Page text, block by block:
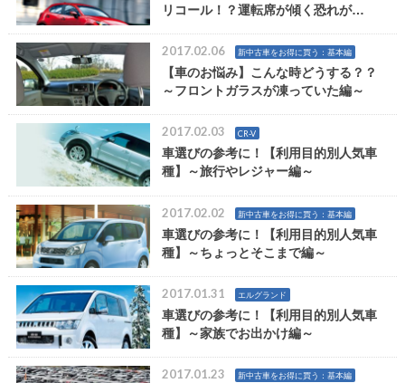
リコール！？運転席が傾く恐れが…
2017.02.06 新中古車をお得に買う：基本編
【車のお悩み】こんな時どうする？？
～フロントガラスが凍っていた編～
2017.02.03 CR-V
車選びの参考に！【利用目的別人気車
種】～旅行やレジャー編～
2017.02.02 新中古車をお得に買う：基本編
車選びの参考に！【利用目的別人気車
種】～ちょっとそこまで編～
2017.01.31 エルグランド
車選びの参考に！【利用目的別人気車
種】～家族でお出かけ編～
2017.01.23 新中古車をお得に買う：基本編